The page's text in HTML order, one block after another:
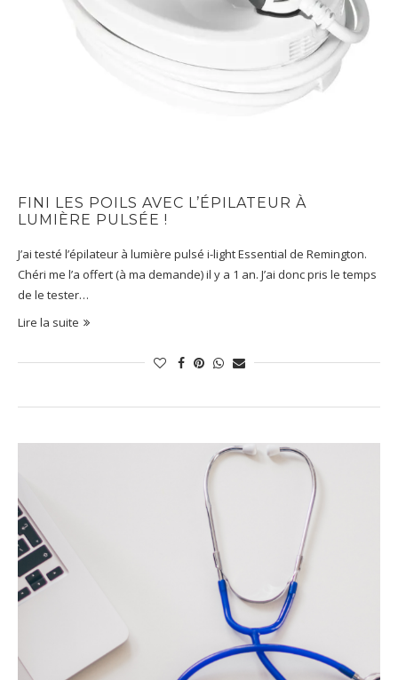
FINI LES POILS AVEC L’ÉPILATEUR À
LUMIÈRE PULSÉE !
J’ai testé l’épilateur à lumière pulsé i-light Essential de Remington.
Chéri me l’a offert (à ma demande) il y a 1 an. J’ai donc pris le temps
de le tester…
Lire la suite